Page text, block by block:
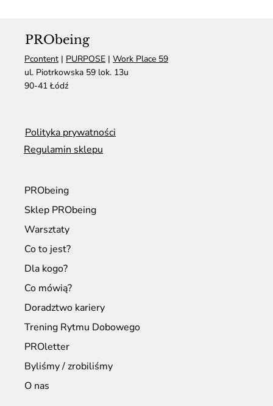
PRObeing
Pcontent | PURPOSE | Work Place 59
ul. Piotrkowska 59 lok. 13u
90-41 Łódź
Polityka prywatności
Regulamin sklepu
PRObeing
Sklep PRObeing
Warsztaty
Co to jest?
Dla kogo?
Co mówią?
Doradztwo kariery
Trening Rytmu Dobowego
PROletter
Byliśmy / zrobiliśmy
O nas